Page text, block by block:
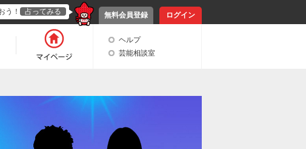
無料会員登録 ログイン
う！ 占ってみる
ヘルプ
芸能相談室